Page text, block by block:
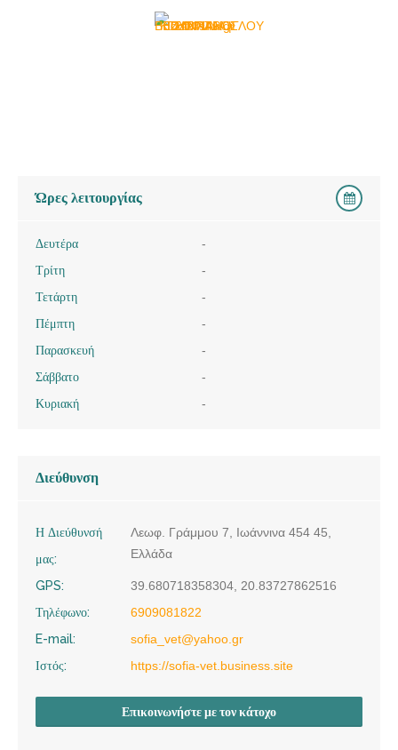
Ώρες λειτουργίας
Δευτέρα
-
Τρίτη
-
Τετάρτη
-
Πέμπτη
-
Παρασκευή
-
Σάββατο
-
Κυριακή
-
Διεύθυνση
Η Διεύθυνσή
μας:
Λεωφ. Γράμμου 7, Ιωάννινα 454 45,
Ελλάδα
GPS:
39.680718358304, 20.83727862516
Τηλέφωνο:
6909081822
E-mail:
sofia_vet@yahoo.gr
Ιστός:
https://sofia-vet.business.site
Επικοινωνήστε με τον κάτοχο